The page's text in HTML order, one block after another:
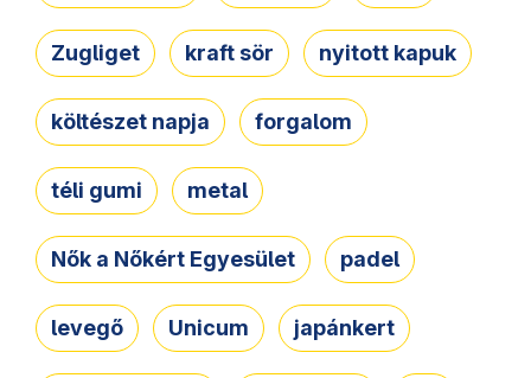
Zugliget kraft sör nyitott kapuk
költészet napja forgalom
téli gumi metal
Nők a Nőkért Egyesület padel
levegő Unicum japánkert